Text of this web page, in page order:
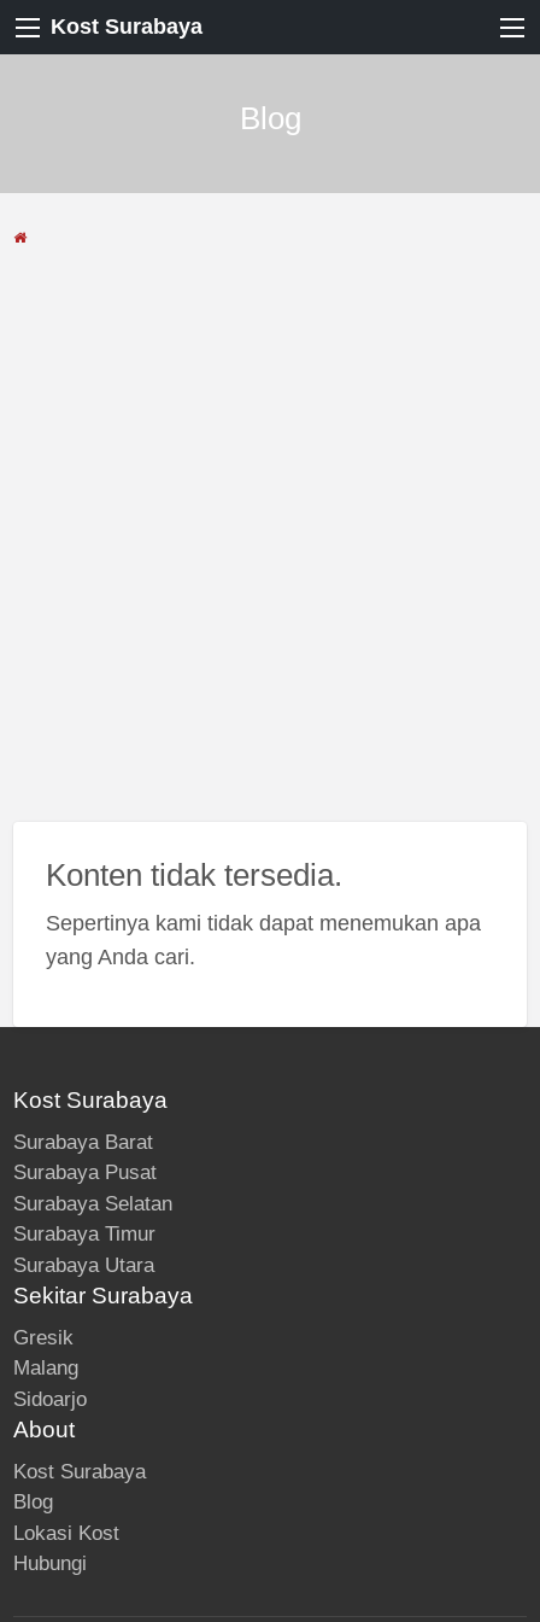
Kost Surabaya
Blog
Konten tidak tersedia.
Sepertinya kami tidak dapat menemukan apa
yang Anda cari.
Kost Surabaya
Surabaya Barat
Surabaya Pusat
Surabaya Selatan
Surabaya Timur
Surabaya Utara
Sekitar Surabaya
Gresik
Malang
Sidoarjo
About
Kost Surabaya
Blog
Lokasi Kost
Hubungi